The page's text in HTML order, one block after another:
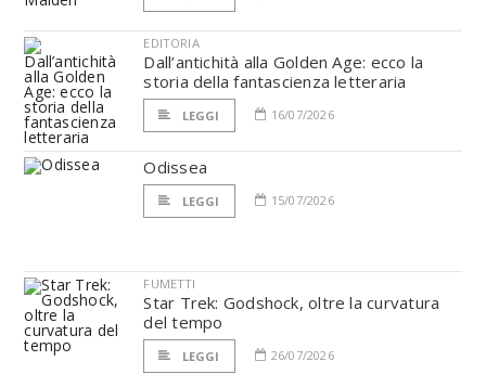
EDITORIA
Dall’antichità alla Golden Age: ecco la
storia della fantascienza letteraria
LEGGI 16/07/2026
Odissea
LEGGI 15/07/2026
FUMETTI
Star Trek: Godshock, oltre la curvatura
del tempo
LEGGI 26/07/2026